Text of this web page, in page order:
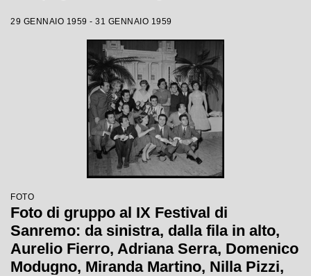
29 GENNAIO 1959 - 31 GENNAIO 1959
FOTO
Foto di gruppo al IX Festival di
Sanremo: da sinistra, dalla fila in alto,
Aurelio Fierro, Adriana Serra, Domenico
Modugno, Miranda Martino, Nilla Pizzi,